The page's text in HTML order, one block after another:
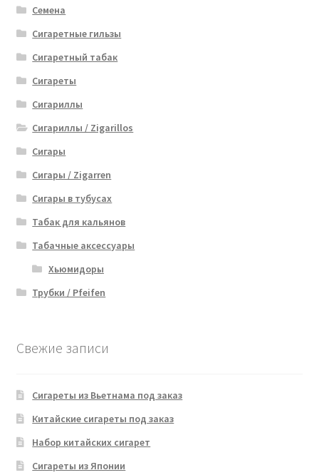
Семена
Сигаретные гильзы
Сигаретный табак
Сигареты
Сигариллы
Сигариллы / Zigarillos
Сигары
Сигары / Zigarren
Сигары в тубусах
Табак для кальянов
Табачные аксессуары
Хьюмидоры
Трубки / Pfeifen
Свежие записи
Сигареты из Вьетнама под заказ
Китайские сигареты под заказ
Набор китайских сигарет
Сигареты из Японии